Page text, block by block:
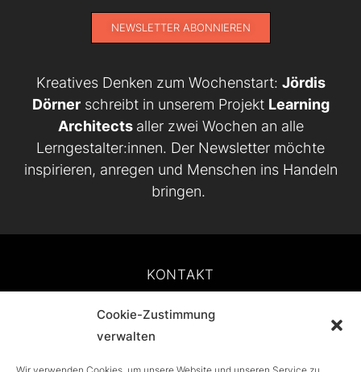
Cookie-Zustimmung
verwalten
NEWSLETTER ABONNIEREN
Kreatives Denken zum Wochenstart: Jördis
Dörnerschreibt in unserem Projekt Learning
Architects aller zwei Wochen an alle
Lerngestalter:innen. Der Newsletter möchte
inspirieren, anregen und Menschen ins Handeln
bringen.
KONTAKT
IMPRESSUM